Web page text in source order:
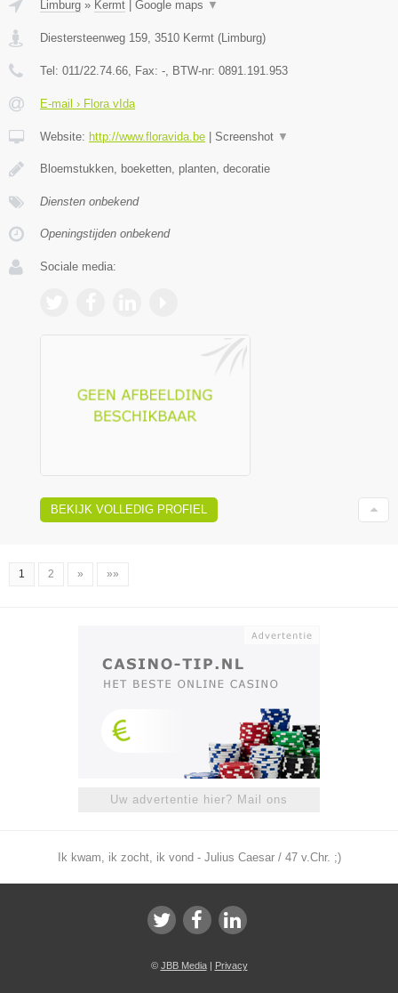
Limburg » Kermt Google maps ▼
Diestersteenweg 159, 3510 Kermt (Limburg)
Tel: 011/22.74.66, Fax: -, BTW-nr: 0891.191.953
E-mail › Flora vIda
Website: http://www.floravida.be Screenshot ▼
Bloemstukken, boeketten, planten, decoratie
Diensten onbekend
Openingstijden onbekend
Sociale media:
BEKIJK VOLLEDIG PROFIEL
1 2 » »»
Uw advertentie hier? Mail ons
Ik kwam, ik zocht, ik vond - Julius Caesar / 47 v.Chr. ;)
© JBB Media| Privacy